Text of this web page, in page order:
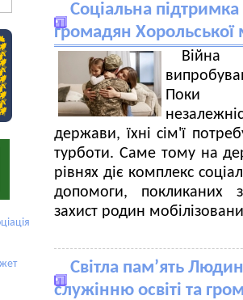
Соціальна
громадян Хорольської
Поки
держави, їхні сім'ї
турботи. Саме тому на
рівнях діє комплекс
допомоги, покликаних
захист родин
Світла пам’ять
служінню освіті та